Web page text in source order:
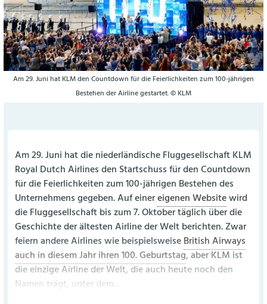
Am 29. Juni hat KLM den Countdown für die Feierlichkeiten zum 100-jährigen
Bestehen der Airline gestartet. © KLM
Am 29. Juni hat die niederländische Fluggesellschaft KLM
Royal Dutch Airlines den Startschuss für den Countdown
für die Feierlichkeiten zum 100-jährigen Bestehen des
Unternehmens gegeben. Auf einereigenen Websitewird
die Fluggesellschaft bis zum 7. Oktober täglich über die
Geschichte der ältesten Airline der Welt berichten. Zwar
feiern andere Airlines wie beispielsweise British Airways
auch in diesem Jahr ihren 100. Geburtstag, aber KLM ist
die einzige Airline der Welt, die auch heute noch den
Namen trägt, unter dem...